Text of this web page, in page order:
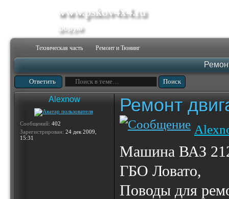
www.pskov4x4.ru
форум
Техническая часть Ремонт и Тюнинг
Ответить
Alexnow
Сообщений: 402
Зарегистрирован: 24 дек 2009,
15:31
Ремонт
Машина ВАЗ
ГБО Ловато,
Поводы для